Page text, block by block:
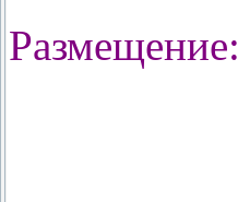
Размещение: